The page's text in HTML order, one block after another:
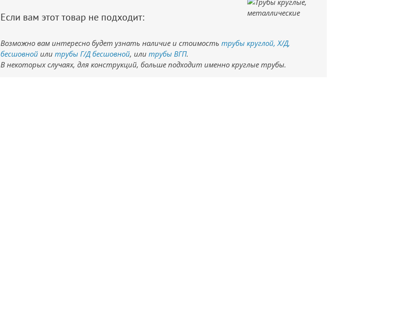
Если вам этот товар не подходит:
Возможно вам интересно будет узнать наличие и стоимость трубы круглой, Х/Д,
бесшовной или трубы Г/Д бесшовной, или трубы ВГП.
В некоторых случаях, для конструкций, больше подходит именно круглые трубы.